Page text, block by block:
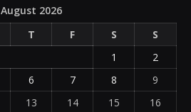
August 2026
T F S
S
1
2
6 7 8
9
13 14 15
16